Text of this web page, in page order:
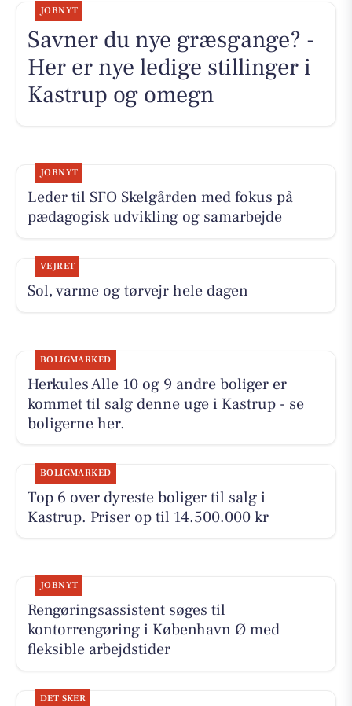
JOBNYT
Savner du nye græsgange? -
Her er nye ledige stillinger i
Kastrup og omegn
JOBNYT
Leder til SFO Skelgården med fokus på
pædagogisk udvikling og samarbejde
VEJRET
Sol, varme og tørvejr hele dagen
BOLIGMARKED
Herkules Alle 10 og 9 andre boliger er
kommet til salg denne uge i Kastrup - se
boligerne her.
BOLIGMARKED
Top 6 over dyreste boliger til salg i
Kastrup. Priser op til 14.500.000 kr
JOBNYT
Rengøringsassistent søges til
kontorrengøring i København Ø med
fleksible arbejdstider
DET SKER